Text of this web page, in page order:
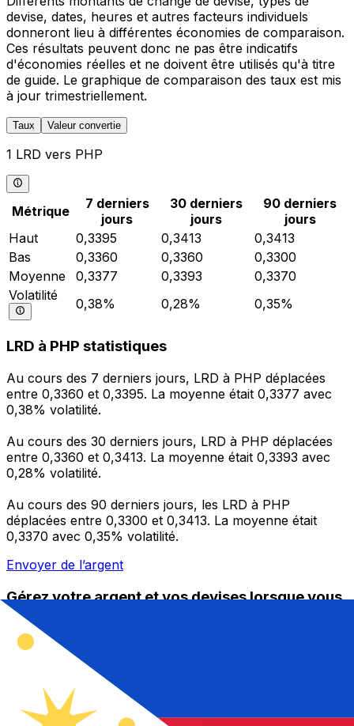
devise, dates, heures et autres facteurs individuels
donneront lieu à différentes économies de comparaison.
Ces résultats peuvent donc ne pas être indicatifs
d'économies réelles et ne doivent être utilisés qu'à titre
de guide. Le graphique de comparaison des taux est mis
à jour trimestriellement.
Taux Valeur convertie
1 LRD vers PHP
Métrique
7 derniers
jours
30 derniers
jours
90 derniers
jours
Haut
0,3395 0,3413
0,3413
Bas
0,3360 0,3360
0,3300
Moyenne
0,3377 0,3393
0,3370
Volatilité
0,38% 0,28% 0,35%
LRD à PHP statistiques
Au cours des 7 derniers jours, LRD à PHP déplacées
entre 0,3360 et 0,3395. La moyenne était 0,3377 avec
0,38% volatilité.
Au cours des 30 derniers jours, LRD à PHP déplacées
entre 0,3360 et 0,3413. La moyenne était 0,3393 avec
0,28% volatilité.
Au cours des 90 derniers jours, les LRD à PHP
déplacées entre 0,3300 et 0,3413. La moyenne était
0,3370 avec 0,35% volatilité.
Envoyer de l’argent
Gérez votre argent et vos devises lorsque vous
êtes en déplacement
L'application Xe réunit toutes les fonctionnalités
nécessaires pour vos transferts d'argent internationaux
et la gestion de vos devises. Convertissez des devises,
programmez des alertes de taux et transférez de
l'argent à l'étranger sans frais cachés. Téléchargez